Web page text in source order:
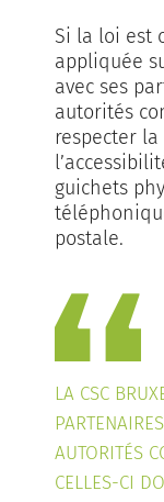
Si la loi est
appliquée
avec ses
autorités
respecter
guichets
postale.
LA CSC
AUTORITÉS
CELLES-CI